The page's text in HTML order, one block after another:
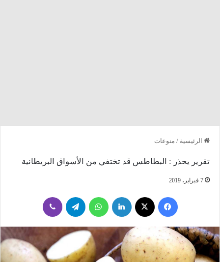
الرئيسية / منوعات
تقرير يحذر : البطاطس قد تختفي من الأسواق البريطانية
7 فبراير، 2019
فيسبوك لينكدإن واتساب تيلقرام